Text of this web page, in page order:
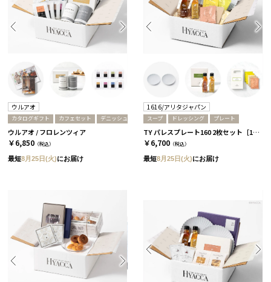
ウルアオ
カタログギフト カフェセット デニッシュパン
ウルアオ / フロレンツィア
￥6,850 （税込）
最短8月25日(火)にお届け
1616/アリタジャパン
スープ ドレッシング プレート
TY パレスプレート160 2枚セット［1616/アリタジャパン］+ドレッシング+スープ
￥6,700 （税込）
最短8月25日(火)にお届け